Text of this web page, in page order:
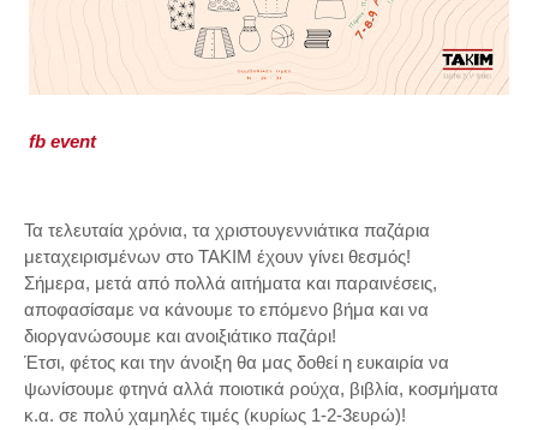
fb event
Τα τελευταία χρόνια, τα χριστουγεννιάτικα παζάρια
μεταχειρισμένων στο ΤΑΚΙΜ έχουν γίνει θεσμός!
Σήμερα, μετά από πολλά αιτήματα και παραινέσεις,
αποφασίσαμε να κάνουμε το επόμενο βήμα και να
διοργανώσουμε και ανοιξιάτικο παζάρι!
Έτσι, φέτος και την άνοιξη θα μας δοθεί η ευκαιρία να
ψωνίσουμε φτηνά αλλά ποιοτικά ρούχα, βιβλία, κοσμήματα
κ.α. σε πολύ χαμηλές τιμές (κυρίως 1-2-3ευρώ)!